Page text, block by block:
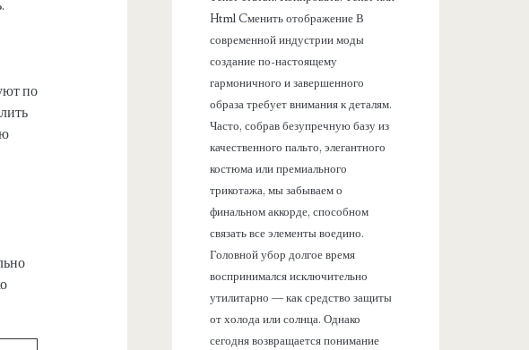
по
Html Cменить отображение В
современной индустрии моды
создание по-настоящему
гармоничного и завершенного
образа требует внимания к деталям.
Часто, собрав безупречную базу из
качественного пальто, элегантного
костюма или премиального
трикотажа, мы забываем о
финальном аккорде, способном
связать все элементы воедино.
Головной убор долгое время
воспринимался исключительно
утилитарно — как средство защиты
от холода или солнца. Однако
сегодня возвращается понимание